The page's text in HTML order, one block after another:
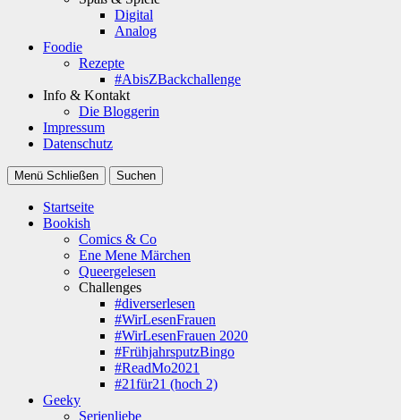
Digital
Analog
Foodie
Rezepte
#AbisZBackchallenge
Info & Kontakt
Die Bloggerin
Impressum
Datenschutz
Menü Schließen Suchen
Startseite
Bookish
Comics & Co
Ene Mene Märchen
Queergelesen
Challenges
#diverserlesen
#WirLesenFrauen
#WirLesenFrauen 2020
#FrühjahrsputzBingo
#ReadMo2021
#21für21 (hoch 2)
Geeky
Serienliebe